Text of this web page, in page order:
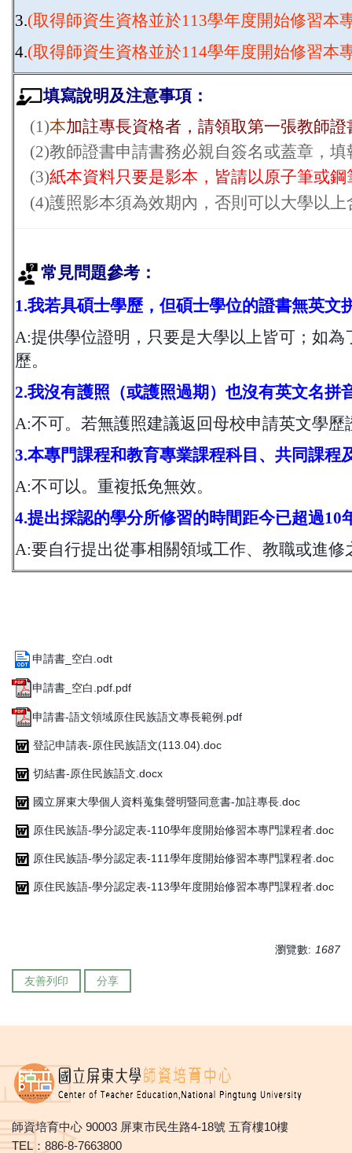
3.(取得師資生資格並於113學年度開始修習本
4.(取得師資生資格並於114學年度開始修習本
填寫說明及注意事項：
(1)本加註專長資格者，請領取第一張教師
(2)教師證書申請書務必親自簽名或蓋章，
(3)紙本資料只要是影本，皆請以原子筆或鋼
(4)護照影本須為效期內，否則可以大學以
常見問題參考：
1.我若具碩士學歷，但碩士學位的證書無英文
A:提供學位證明，只要是大學以上皆可；如
歷。
2.我沒有護照（或護照過期）也沒有英文名拼
A:不可。若無護照建議返回母校申請英文學歷
3.本專門課程和教育專業課程科目、共同課程
A:不可以。重複抵免無效。
4.提出採認的學分所修習的時間距今已超過10
A:要自行提出從事相關領域工作、教職或進
申請書_空白.odt
申請書_空白.pdf.pdf
申請書-語文領域原住民族語文專長範例.pdf
登記申請表-原住民族語文(113.04).doc
切結書-原住民族語文.docx
國立屏東大學個人資料蒐集聲明暨同意書-加註專長.doc
原住民族語-學分認定表-110學年度開始修習本專門課程者.doc
原住民族語-學分認定表-111學年度開始修習本專門課程者.doc
原住民族語-學分認定表-113學年度開始修習本專門課程者.doc
瀏覽數: 1687
友善列印 分享
師資培育中心 90003 屏東市民生路4-18號 五育樓10樓
TEL：886-8-7663800